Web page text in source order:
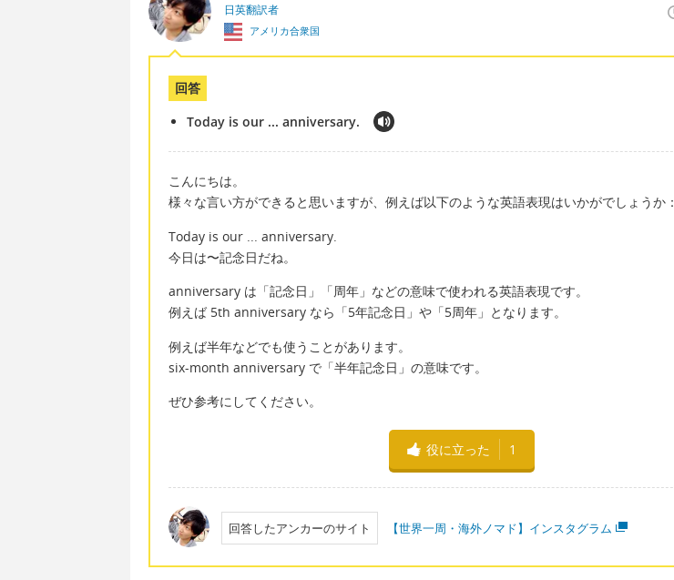
日英翻訳者
アメリカ合衆国
回答
Today is our ... anniversary.
こんにちは。
様々な言い方ができると思いますが、例えば以下のような英語表現はいかがでしょうか：
Today is our ... anniversary.
今日は〜記念日だね。
anniversary は「記念日」「周年」などの意味で使われる英語表現です。
例えば 5th anniversary なら「5年記念日」や「5周年」となります。
例えば半年などでも使うことがあります。
six-month anniversary で「半年記念日」の意味です。
ぜひ参考にしてください。
役に立った 1
回答したアンカーのサイト 【世界一周・海外ノマド】インスタグラム